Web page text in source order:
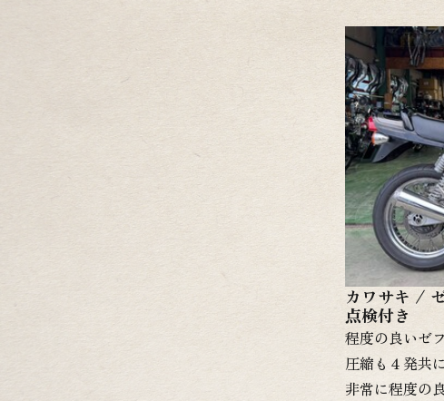
です！！現状
きますのでま
スタム依頼を
様の予算に合
細画像や始動
い！
ク！
カワサキ /
点検付き
程度の良いゼ
圧縮も４発共
非常に程度の